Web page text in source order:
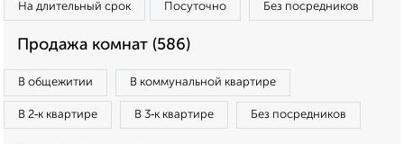
На длительный срок Посуточно Без посредников
Продажа комнат (586)
В общежитии В коммунальной квартире
В 2‑к квартире В 3‑к квартире Без посредников